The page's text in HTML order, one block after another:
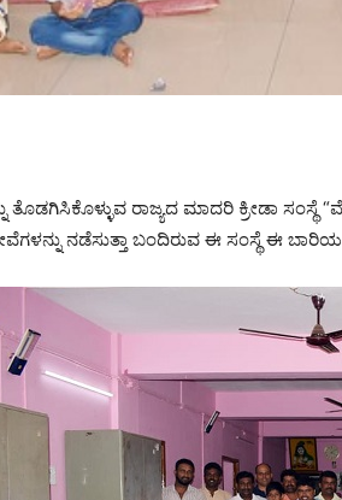
ತೊಡಗಿಸಿಕೊಳ್ಳುವ ರಾಜ್ಯದ ಮಾದರಿ ಕ್ರೀಡಾ
ನಡೆಸುತ್ತಾ ಬಂದಿರುವ ಈ ಸಂಸ್ಥೆ ಈ